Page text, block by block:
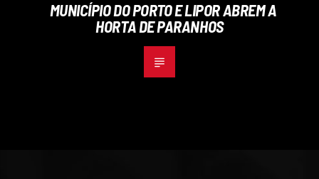
MUNICÍPIO DO PORTO E LIPOR ABREM A
HORTA DE PARANHOS